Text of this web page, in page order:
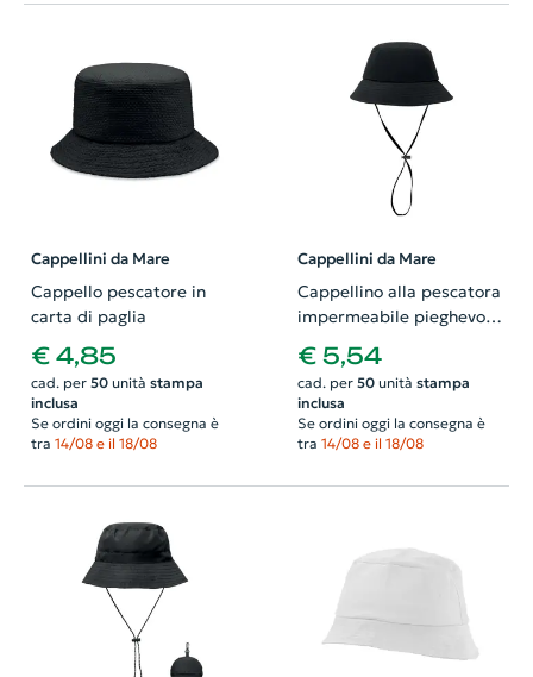
Cappellini da Mare
Cappello pescatore in
carta di paglia
€ 4,85
cad. per 50unità stampa
inclusa
Se ordini oggi la consegna è
tra 14/08 e il 18/08
Cappellini da Mare
Cappellino alla pescatora
impermeabile pieghevole
105gr
€ 5,54
cad. per 50unità stampa
inclusa
Se ordini oggi la consegna è
tra 14/08 e il 18/08